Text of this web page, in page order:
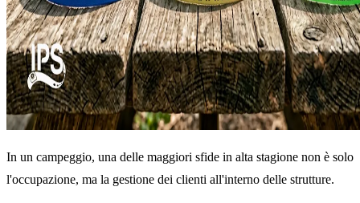
In un campeggio, una delle maggiori sfide in alta stagione non è solo
l'occupazione, ma la gestione dei clienti all'interno delle strutture.